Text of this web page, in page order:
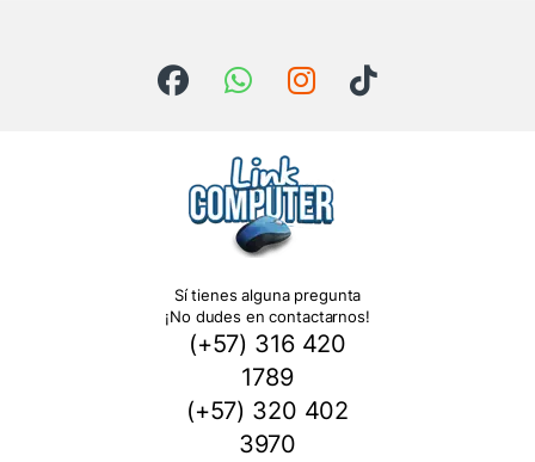
Sí tienes alguna pregunta
¡No dudes en contactarnos!
(+57) 316 420
1789
(+57) 320 402
3970